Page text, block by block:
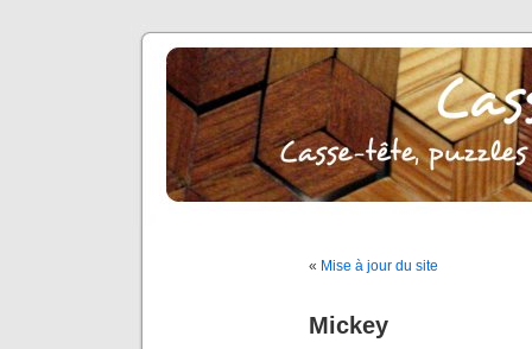
« Mise à jour du site
Mickey